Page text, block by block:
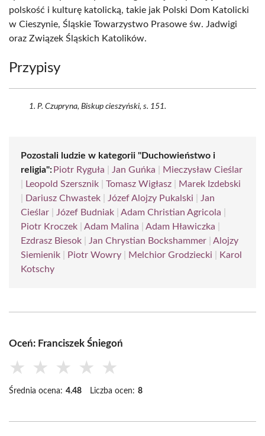
polskość i kulturę katolicką, takie jak Polski Dom Katolicki
w Cieszynie, Śląskie Towarzystwo Prasowe św. Jadwigi
oraz Związek Śląskich Katolików.
Przypisy
P. Czupryna, Biskup cieszyński, s. 151.
Pozostali ludzie w kategorii "Duchowieństwo i
religia": Piotr Ryguła Jan Guńka
Mieczysław Cieślar
Leopold Szersznik Tomasz Wigłasz
Marek Izdebski
Dariusz Chwastek Józef Alojzy Pukalski
Jan
Cieślar
Józef Budniak Adam Christian Agricola
Piotr Kroczek
Adam Malina Adam Hławiczka
Ezdrasz Biesok
Jan Chrystian Bockshammer
Alojzy
Siemienik
Piotr Wowry Melchior Grodziecki
Karol
Kotschy
Oceń: Franciszek Śniegoń
★ ★ ★ ★ ★
Średnia ocena: 4.48 Liczba ocen: 8